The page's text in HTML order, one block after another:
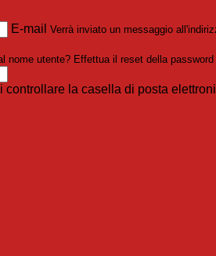
E-mail Verrà inviato un messaggio
nome utente? Effettua il reset della
controllare la casella di posta